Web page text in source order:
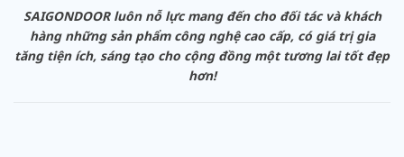
SAIGONDOOR luôn nỗ lực mang đến cho đối tác và khách
hàng những sản phẩm công nghệ cao cấp, có giá trị gia
tăng tiện ích, sáng tạo cho cộng đồng một tương lai tốt đẹp
hơn!